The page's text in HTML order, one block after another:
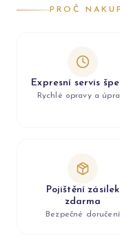
PROČ
Expresní servis
Rychlé opravy a
Pojištění zásilek
zdarma
Bezpečné doručení